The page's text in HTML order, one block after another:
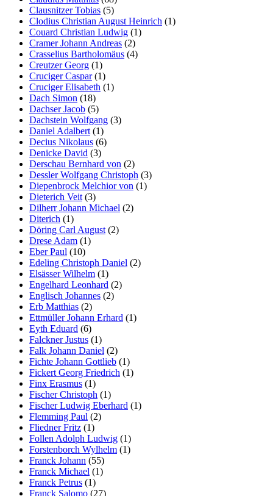
Clausnitzer Tobias (5)
Clodius Christian August Heinrich (1)
Couard Christian Ludwig (1)
Cramer Johann Andreas (2)
Crasselius Bartholomäus (4)
Creutzer Georg (1)
Cruciger Caspar(1)
Cruciger Elisabeth (1)
Dach Simon (18)
Dachser Jacob (5)
Dachstein Wolfgang (3)
Daniel Adalbert (1)
Decius Nikolaus (6)
Denicke David (3)
Derschau Bernhard von (2)
Dessler Wolfgang Christoph (3)
Diepenbrock Melchior von (1)
Dieterich Veit (3)
Dilherr Johann Michael (2)
Diterich (1)
Döring Carl August (2)
Drese Adam (1)
Eber Paul (10)
Edeling Christoph Daniel (2)
Elsässer Wilhelm (1)
Engelhard Leonhard (2)
Englisch Johannes (2)
Erb Matthias (2)
Ettmüller Johann Erhard (1)
Eyth Eduard (6)
Falckner Justus (1)
Falk Johann Daniel (2)
Fichte Johann Gottlieb (1)
Fickert Georg Friedrich (1)
Finx Erasmus (1)
Fischer Christoph (1)
Fischer Ludwig Eberhard (1)
Flemming Paul (2)
Fliedner Fritz (1)
Follen Adolph Ludwig (1)
Forstenborch Wylhelm (1)
Franck Johann (55)
Franck Michael (1)
Franck Petrus (1)
Franck Salomo (27)